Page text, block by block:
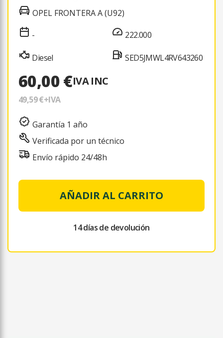
OPEL FRONTERA A (U92)
-
Diesel
222.000
SED5JMWL4RV643260
60,00 €IVA INC
49,59 €+IVA
Garantía 1 año
Verificada por un técnico
Envío rápido 24/48h
AÑADIR AL CARRITO
14 días de devolución